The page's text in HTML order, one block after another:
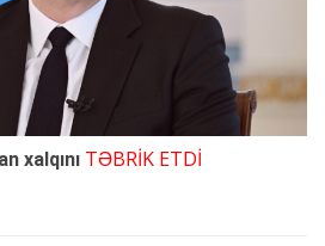
xalqını TƏBRİK ETDİ